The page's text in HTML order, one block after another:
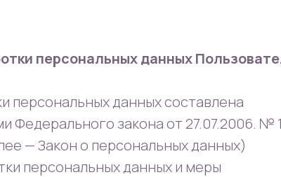
персональных данных
персональных данных составлена
Федерального закона от 27.07.2006. №
— Закон о персональных данных)
персональных данных и меры